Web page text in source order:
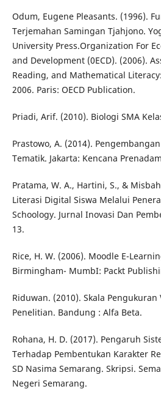
Odum, Eugene Pleasants. (1996).
Terjemahan Samingan Tjahjono.
University Press.Organization For
and Development (0ECD). (2006).
Reading, and Mathematical
2006. Paris: OECD Publication.
Priadi, Arif. (2010). Biologi SMA
Prastowo, A. (2014).
Tematik. Jakarta: Kencana
Pratama, W. A., Hartini, S., &
Literasi Digital Siswa Melalui
Schoology. Jurnal Inovasi Dan
13.
Rice, H. W. (2006). Moodle E-
Birmingham- MumbI: Packt
Riduwan. (2010). Skala
Penelitian. Bandung : Alfa Beta.
Rohana, H. D. (2017). Pengaruh
Terhadap Pembentukan Karakter
SD Nasima Semarang. Skripsi.
Negeri Semarang.